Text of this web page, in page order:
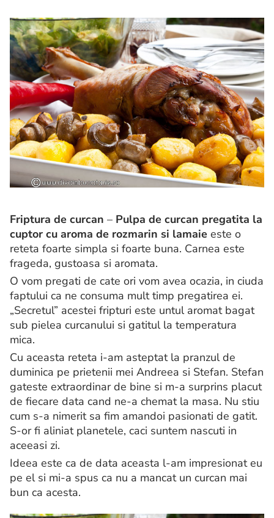
Friptura de curcan – Pulpa de curcan pregatita la
cuptor cu aroma de rozmarin si lamaie este o
reteta foarte simpla si foarte buna. Carnea este
frageda, gustoasa si aromata.
O vom pregati de cate ori vom avea ocazia, in ciuda
faptului ca ne consuma mult timp pregatirea ei.
„Secretul” acestei fripturi este untul aromat bagat
sub pielea curcanului si gatitul la temperatura
mica.
Cu aceasta reteta i-am asteptat la pranzul de
duminica pe prietenii mei Andreea si Stefan. Stefan
gateste extraordinar de bine si m-a surprins placut
de fiecare data cand ne-a chemat la masa. Nu stiu
cum s-a nimerit sa fim amandoi pasionati de gatit.
S-or fi aliniat planetele, caci suntem nascuti in
aceeasi zi.
Ideea este ca de data aceasta l-am impresionat eu
pe el si mi-a spus ca nu a mancat un curcan mai
bun ca acesta.